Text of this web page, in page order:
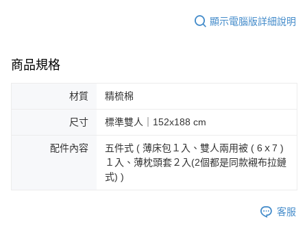
顯示電腦版詳細說明
商品規格
材質 精梳棉
尺寸 標準雙人｜152x188 cm
配件內容
五件式 ( 薄床包１入、雙人兩用被 ( 6ｘ7 )
１入、薄枕頭套２入(2個都是同款襯布拉鏈
式) )
客服